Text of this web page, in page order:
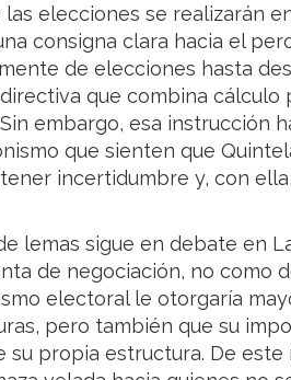
elecciones se realizarán
consigna clara hacia el
de elecciones hasta
que combina cálculo
embargo, esa instrucción
que sienten que
incertidumbre y, con
lemas sigue en debate en
de negociación, no como
electoral le otorgaría
pero también que su
propia estructura. De este